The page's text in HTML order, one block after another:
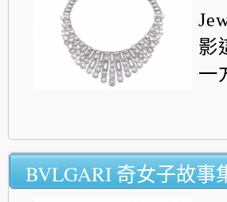
影
一
BVLGARI 奇女子故事